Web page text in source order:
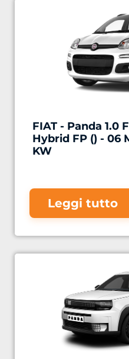
FIAT - Panda 1.0
Hybrid FP () - 06
KW
Leggi tutto